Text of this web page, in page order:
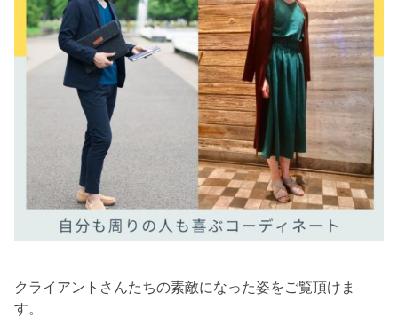
クライアントさんたちの素敵になった姿をご覧頂けま
す。